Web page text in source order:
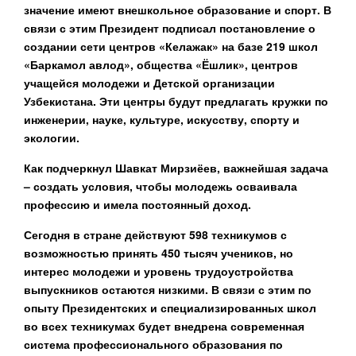
значение имеют внешкольное образование и спорт. В
связи с этим Президент подписал постановление о
создании сети центров «Келажак» на базе 219 школ
«Баркамол авлод», общества «Ёшлик», центров
учащейся молодежи и Детской организации
Узбекистана. Эти центры будут предлагать кружки по
инженерии, науке, культуре, искусству, спорту и
экологии.
Как подчеркнул Шавкат Мирзиёев, важнейшая задача
– создать условия, чтобы молодежь осваивала
профессию и имела постоянный доход.
Сегодня в стране действуют 598 техникумов с
возможностью принять 450 тысяч учеников, но
интерес молодежи и уровень трудоустройства
выпускников остаются низкими. В связи с этим по
опыту Президентских и специализированных школ
во всех техникумах будет внедрена современная
система профессионального образования по